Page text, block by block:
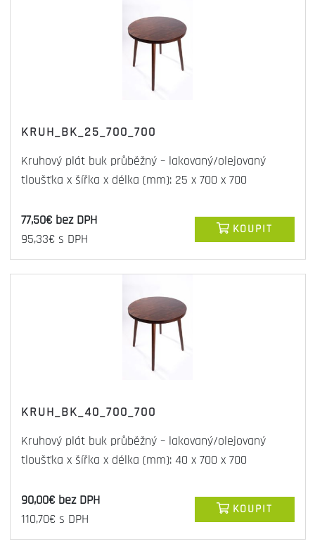
KRUH_BK_25_700_700
Kruhový plát buk průběžný – lakovaný/olejovaný
tloušťka x šířka x délka (mm): 25 x 700 x 700
77,50€ bez DPH
95,33€ s DPH
KOUPIT
KRUH_BK_40_700_700
Kruhový plát buk průběžný – lakovaný/olejovaný
tloušťka x šířka x délka (mm): 40 x 700 x 700
90,00€ bez DPH
110,70€ s DPH
KOUPIT